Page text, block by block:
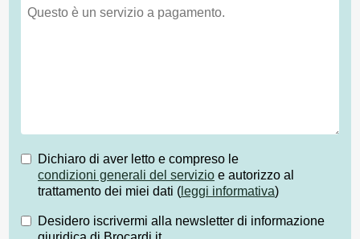
Dichiaro di aver letto e compreso le
condizioni generali del servizio e autorizzo al
trattamento dei miei dati ( leggi informativa)
Desidero iscrivermi alla newsletter di informazione